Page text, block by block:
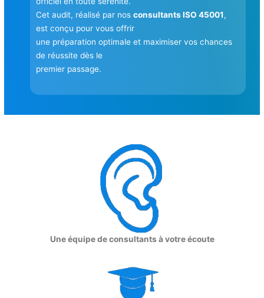
Cet audit, réalisé par nosconsultants ISO 45001,
est conçu pour vous offrir
une préparation optimale et maximiser vos chances
de réussite dès le
premier passage.
Une équipe de consultants à votre écoute